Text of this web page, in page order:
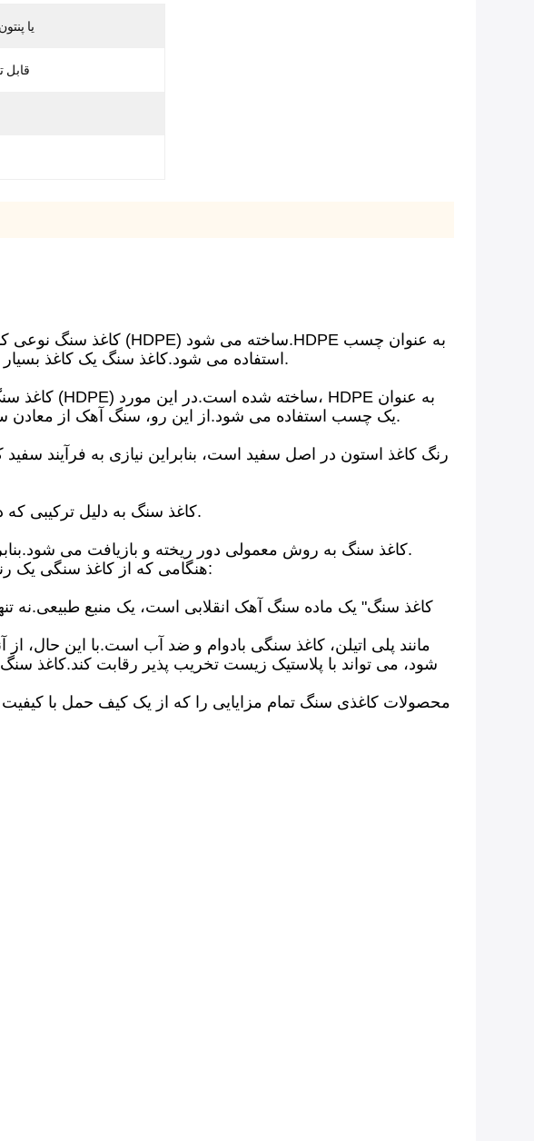
رنگ CMYK یا پنتون
قابل
استفاده می شود.کاغذ سنگ یک کاغذ بسیار دوستدار محیط زیست است که با کاغذ سنتی متفاوت است زیرا دارای خمیر غیر چوبی است.
یک چسب استفاده می شود.از این رو، سنگ آهک از معادن سنگ آهک موجود به عنوان ماده خام مورد استفاده قرار می گیرد و به پودر ریز تبدیل می شود.
رنگ کاغذ استون در اصل سفید است، بنابراین نیازی به فرآیند
کاغذ سنگ به دلیل ترکیبی که دارد ضد آب، مقاوم در برابر چربی و قابل شستشو است.حسی شبیه به دستمال کاغذی است.
کاغذ سنگ به روش معمولی دور ریخته و بازیافت می شود.بنابراین کاغذ سنگ دوباره به کربنات کلسیم تبدیل می شود و دوباره به سنگ آهک تبدیل می شود.
هنگامی که از کاغذ سنگی یک رنگ به جای کاغذ چوبی سنتی استفاده می کنیم، می توانیم در مصرف انرژی صرفه جویی کنیم:
مانند پلی اتیلن، کاغذ سنگی بادوام و ضد آب است.با این حال، از
شود، می تواند با پلاستیک زیست تخریب پذیر رقابت کند.کاغذ
محصولات کاغذی سنگ تمام مزایایی را که از یک کیف حمل با کیفیت